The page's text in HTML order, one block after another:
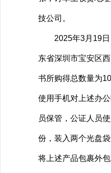
技公司。
2025年3月19日，
东省深圳市宝安区
书所购得总数量为
使用手机对上述办
员保管，公证人员
份，装入两个光盘
将上述产品包裹外